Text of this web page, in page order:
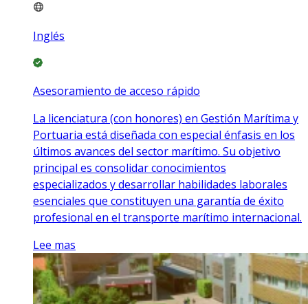
Inglés
Asesoramiento de acceso rápido
La licenciatura (con honores) en Gestión Marítima y
Portuaria está diseñada con especial énfasis en los
últimos avances del sector marítimo. Su objetivo
principal es consolidar conocimientos
especializados y desarrollar habilidades laborales
esenciales que constituyen una garantía de éxito
profesional en el transporte marítimo internacional.
Lee mas